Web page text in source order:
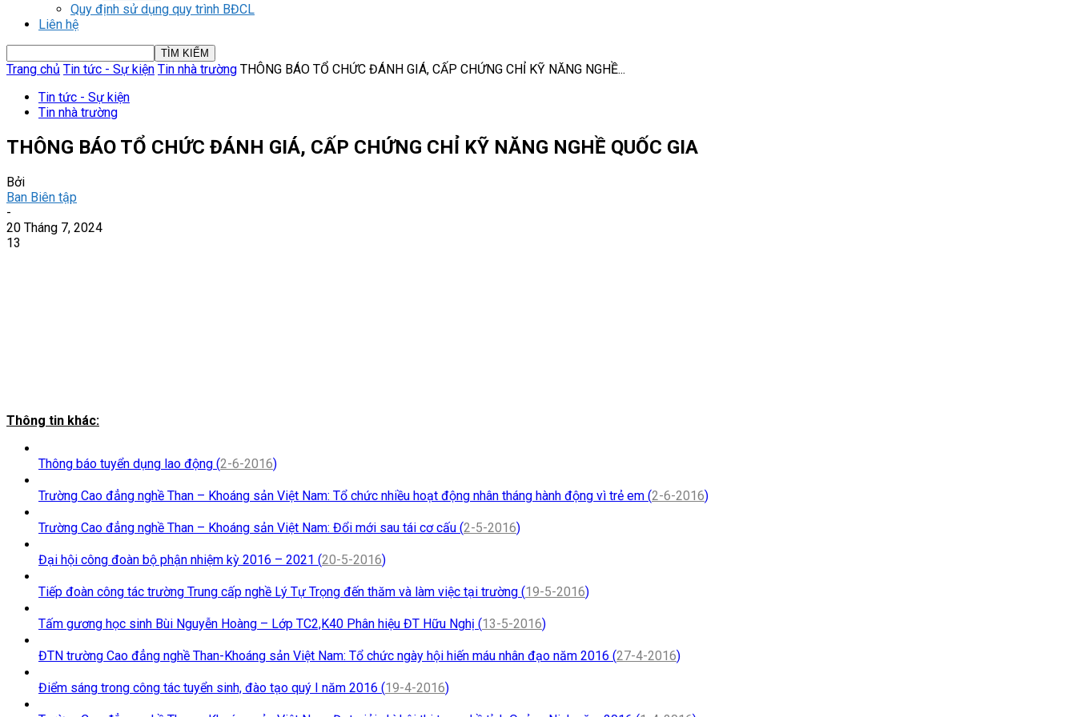
Quy định sử dụng quy trình BĐCL
Liên hệ
Trang chủ Tin tức - Sự kiện Tin nhà trường THÔNG BÁO TỔ CHỨC ĐÁNH GIÁ, CẤP CHỨNG CHỈ KỸ NĂNG NGHỀ...
Tin tức - Sự kiện
Tin nhà trường
THÔNG BÁO TỔ CHỨC ĐÁNH GIÁ, CẤP CHỨNG CHỈ KỸ NĂNG NGHỀ QUỐC GIA
Bởi
Ban Biên tập
-
20 Tháng 7, 2024
13
Thông tin khác:
Thông báo tuyển dụng lao động (2-6-2016)
Trường Cao đẳng nghề Than – Khoáng sản Việt Nam: Tổ chức nhiều hoạt động nhân tháng hành động vì trẻ em (2-6-2016)
Trường Cao đẳng nghề Than – Khoáng sản Việt Nam: Đổi mới sau tái cơ cấu (2-5-2016)
Đại hội công đoàn bộ phận nhiệm kỳ 2016 – 2021 (20-5-2016)
Tiếp đoàn công tác trường Trung cấp nghề Lý Tự Trọng đến thăm và làm việc tại trường (19-5-2016)
Tấm gương học sinh Bùi Nguyễn Hoàng – Lớp TC2,K40 Phân hiệu ĐT Hữu Nghị (13-5-2016)
ĐTN trường Cao đẳng nghề Than-Khoáng sản Việt Nam: Tổ chức ngày hội hiến máu nhân đạo năm 2016 (27-4-2016)
Điểm sáng trong công tác tuyển sinh, đào tạo quý I năm 2016 (19-4-2016)